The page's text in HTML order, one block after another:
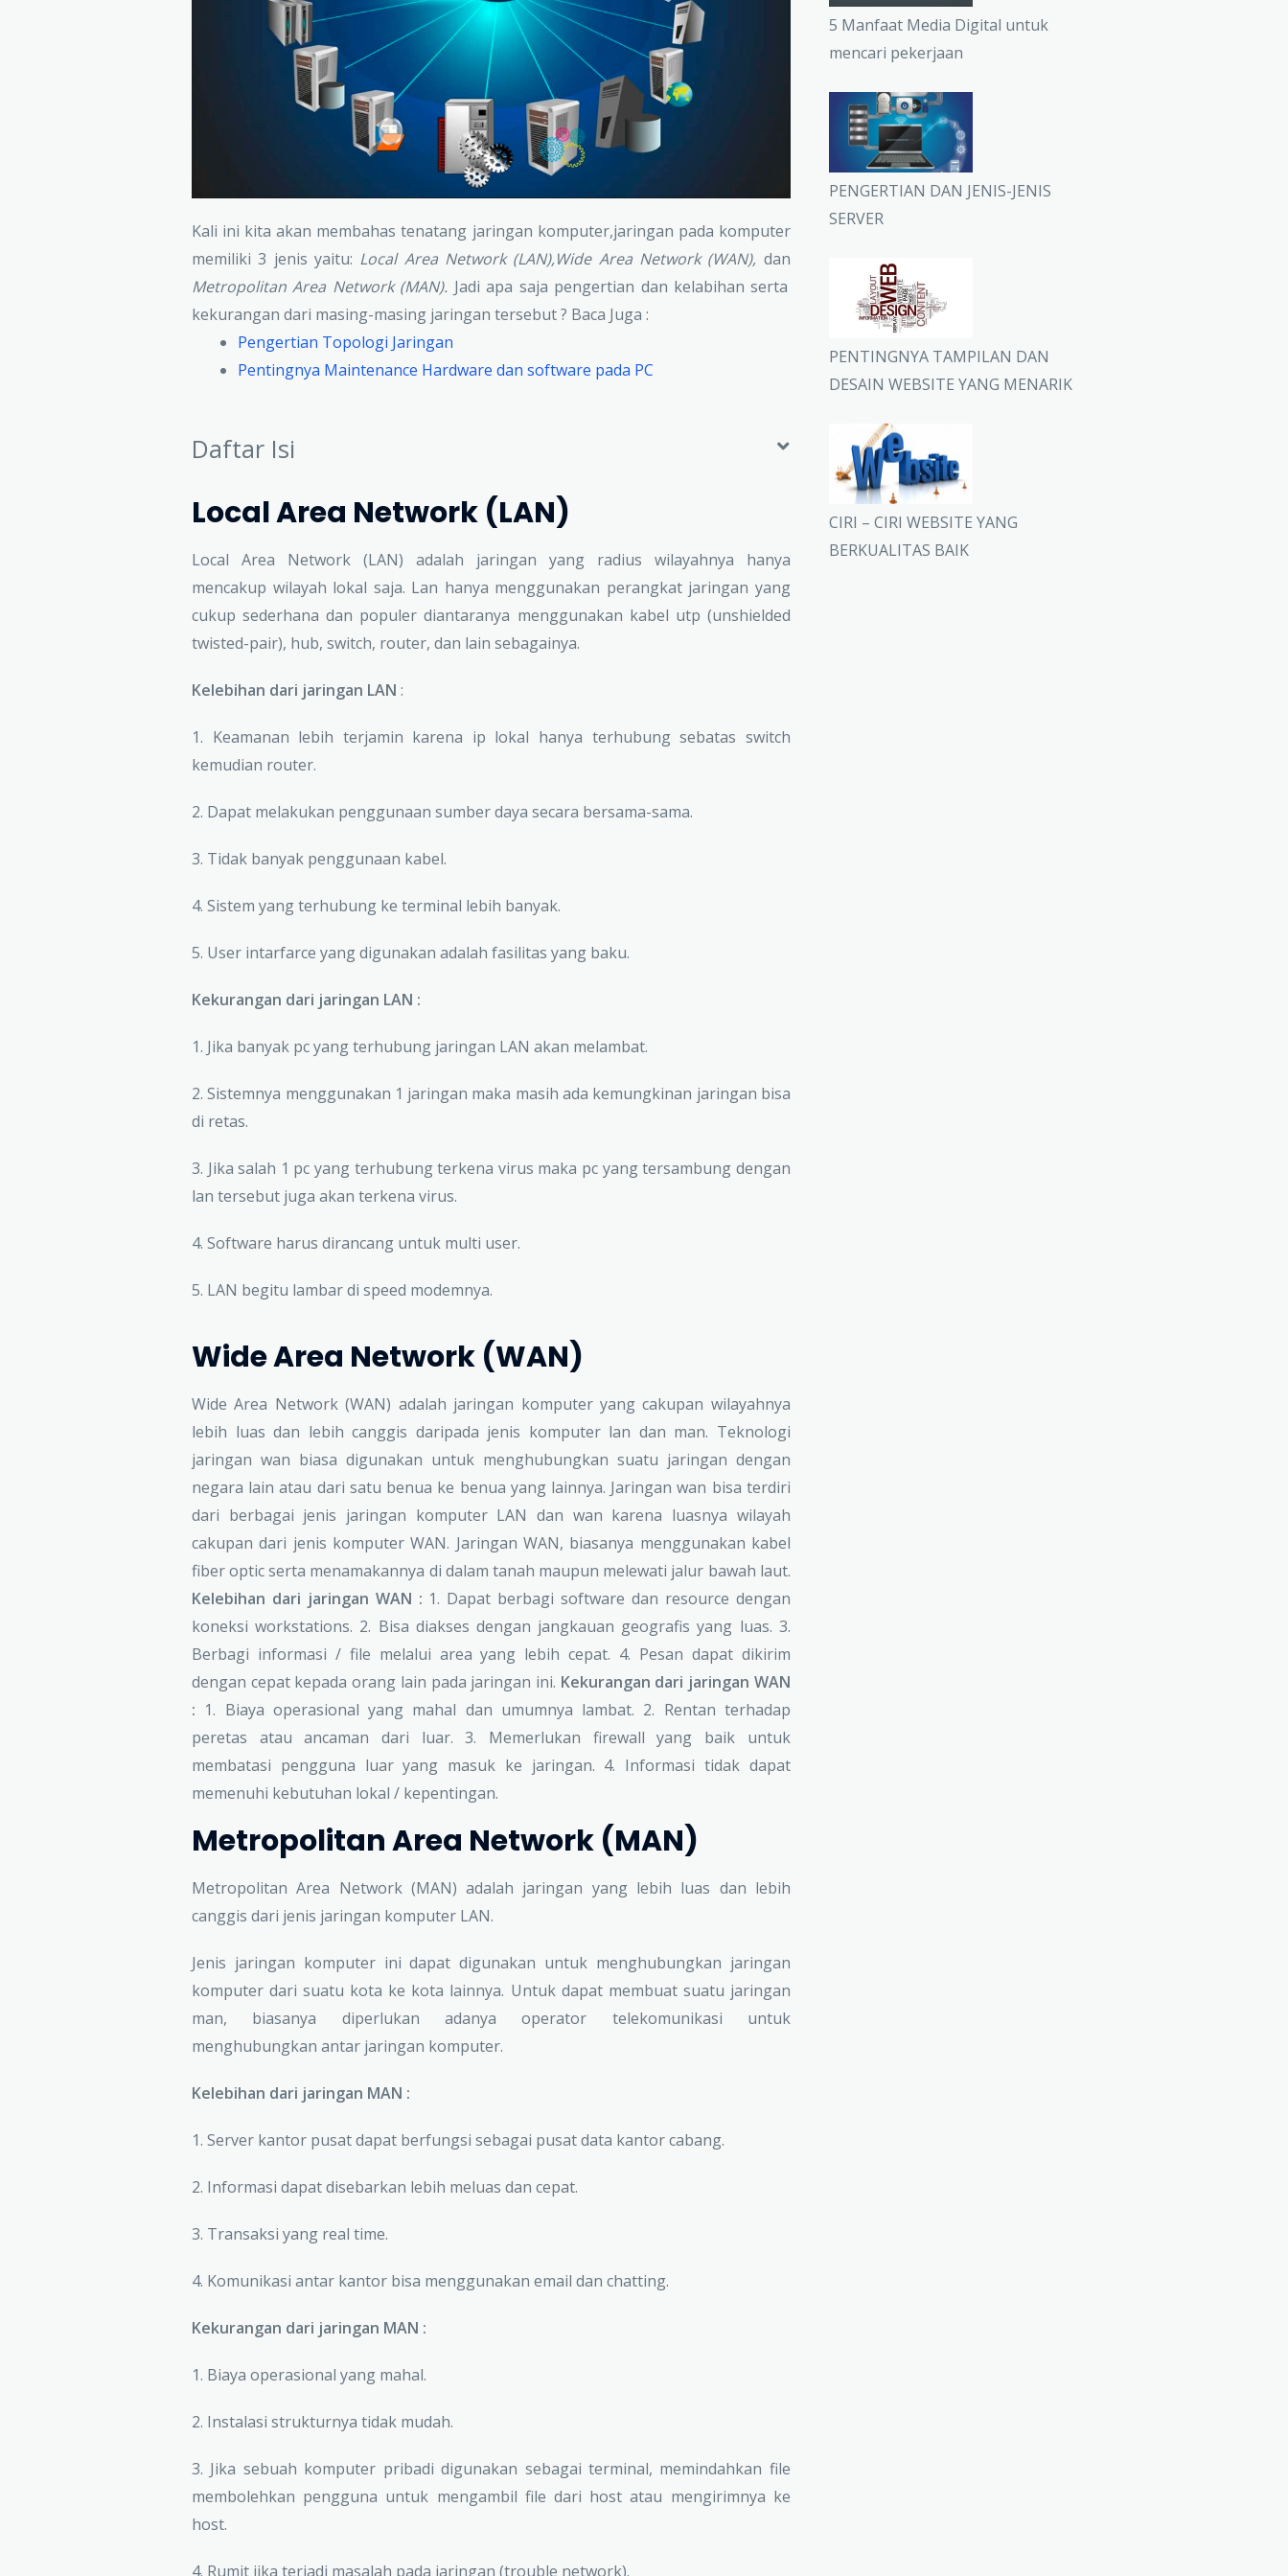
Kali ini kita akan membahas tenatang jaringan komputer,jaringan pada komputer
memiliki 3 jenis yaitu: Local Area Network (LAN),Wide Area Network (WAN), dan
Metropolitan Area Network (MAN). Jadi apa saja pengertian dan kelabihan serta
kekurangan dari masing-masing jaringan tersebut ? Baca Juga :
Pengertian Topologi Jaringan
Pentingnya Maintenance Hardware dan software pada PC
Daftar Isi
Local Area Network (LAN)
Local Area Network (LAN) adalah jaringan yang radius wilayahnya hanya
mencakup wilayah lokal saja. Lan hanya menggunakan perangkat jaringan yang
cukup sederhana dan populer diantaranya menggunakan kabel utp (unshielded
twisted-pair), hub, switch, router, dan lain sebagainya.
Kelebihan dari jaringan LAN :
1. Keamanan lebih terjamin karena ip lokal hanya terhubung sebatas switch
kemudian router.
2. Dapat melakukan penggunaan sumber daya secara bersama-sama.
3. Tidak banyak penggunaan kabel.
4. Sistem yang terhubung ke terminal lebih banyak.
5. User intarfarce yang digunakan adalah fasilitas yang baku.
Kekurangan dari jaringan LAN :
1. Jika banyak pc yang terhubung jaringan LAN akan melambat.
2. Sistemnya menggunakan 1 jaringan maka masih ada kemungkinan jaringan bisa
di retas.
3. Jika salah 1 pc yang terhubung terkena virus maka pc yang tersambung dengan
lan tersebut juga akan terkena virus.
4. Software harus dirancang untuk multi user.
5. LAN begitu lambar di speed modemnya.
Wide Area Network (WAN)
Wide Area Network (WAN) adalah jaringan komputer yang cakupan wilayahnya
lebih luas dan lebih canggis daripada jenis komputer lan dan man. Teknologi
jaringan wan biasa digunakan untuk menghubungkan suatu jaringan dengan
negara lain atau dari satu benua ke benua yang lainnya. Jaringan wan bisa terdiri
dari berbagai jenis jaringan komputer LAN dan wan karena luasnya wilayah
cakupan dari jenis komputer WAN. Jaringan WAN, biasanya menggunakan kabel
fiber optic serta menamakannya di dalam tanah maupun melewati jalur bawah laut.
Kelebihan dari jaringan WAN : 1. Dapat berbagi software dan resource dengan
koneksi workstations. 2. Bisa diakses dengan jangkauan geografis yang luas. 3.
Berbagi informasi / file melalui area yang lebih cepat. 4. Pesan dapat dikirim
dengan cepat kepada orang lain pada jaringan ini. Kekurangan dari jaringan WAN
: 1. Biaya operasional yang mahal dan umumnya lambat. 2. Rentan terhadap
peretas atau ancaman dari luar. 3. Memerlukan firewall yang baik untuk
membatasi pengguna luar yang masuk ke jaringan. 4. Informasi tidak dapat
memenuhi kebutuhan lokal / kepentingan.
Metropolitan Area Network (MAN)
Metropolitan Area Network (MAN) adalah jaringan yang lebih luas dan lebih
canggis dari jenis jaringan komputer LAN.
Jenis jaringan komputer ini dapat digunakan untuk menghubungkan jaringan
komputer dari suatu kota ke kota lainnya. Untuk dapat membuat suatu jaringan
man, biasanya diperlukan adanya operator telekomunikasi untuk
menghubungkan antar jaringan komputer.
Kelebihan dari jaringan MAN :
1. Server kantor pusat dapat berfungsi sebagai pusat data kantor cabang.
2. Informasi dapat disebarkan lebih meluas dan cepat.
3. Transaksi yang real time.
4. Komunikasi antar kantor bisa menggunakan email dan chatting.
Kekurangan dari jaringan MAN :
1. Biaya operasional yang mahal.
2. Instalasi strukturnya tidak mudah.
3. Jika sebuah komputer pribadi digunakan sebagai terminal, memindahkan file
membolehkan pengguna untuk mengambil file dari host atau mengirimnya ke
host.
4. Rumit jika terjadi masalah pada jaringan (trouble network).
5 Manfaat Media Digital untuk
mencari pekerjaan
PENGERTIAN DAN JENIS-JENIS
SERVER
PENTINGNYA TAMPILAN DAN
DESAIN WEBSITE YANG MENARIK
CIRI – CIRI WEBSITE YANG
BERKUALITAS BAIK